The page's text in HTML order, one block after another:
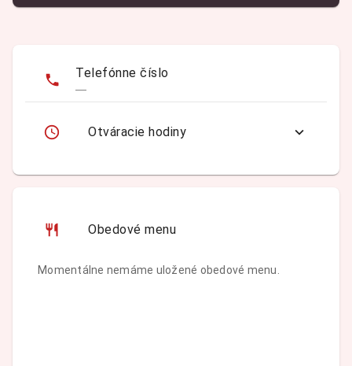
Telefónne číslo
—
Otváracie hodiny
Obedové menu
Momentálne nemáme uložené obedové menu.